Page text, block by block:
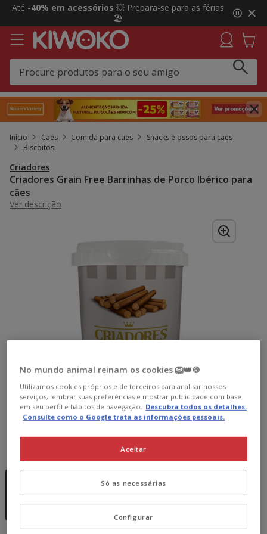
2
3,
mensagem,
Até -40% em acessórios 💥 Prepara-se para as férias
🏖️
Início Cães Comida para cães
Snacks e ossos para cães
Biscoitos
Criadores
Criadores Grain Free Barrinhas de Porco Ibérico para
cães
Ver descrição
4 uds. x 300 g
No mundo animal reinam os cookies 🦁👑🍪
Utilizamos cookies próprios e de terceiros para analisar nossos
serviços, lembrar suas preferências e mostrar publicidade com base
em seu perfil e hábitos de navegação. Descubra todos os detalhes.
Consulte como o Google trata as informações pessoais.
Só as necessárias
Aceitar
Configurar